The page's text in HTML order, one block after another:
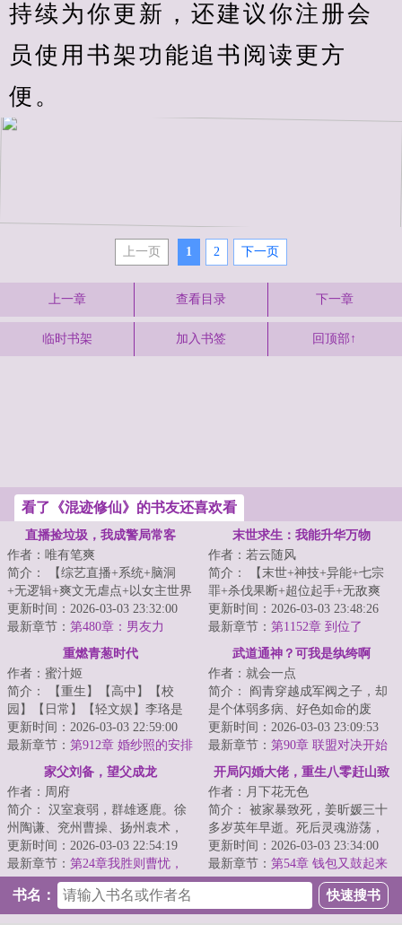
持续为你更新，还建议你注册会
员使用书架功能追书阅读更方
便。
上一页 1 2 下一页
上一章 查看目录 下一章
临时书架 加入书签 回顶部↑
看了《混迹修仙》的书友还喜欢看
直播捡垃圾，我成警局常客
作者：唯有笔爽
简介： 【综艺直播+系统+脑洞
+无逻辑+爽文无虐点+以女主世界
为中心】
更新时间：2026-03-03 23:32:00
最新章节： 第480章：男友力
末世求生：我能升华万物
作者：若云随风
简介： 【末世+神技+异能+七宗
罪+杀伐果断+超位起手+无敌爽
文】。\n?轻轻敲醒沉睡的心灵...
更新时间：2026-03-03 23:48:26
最新章节： 第1152章 到位了
重燃青葱时代
作者：蜜汁姬
简介： 【重生】【高中】【校
园】【日常】【轻文娱】李珞是
一名35岁的无业……灵活就业
者。
更新时间：2026-03-03 22:59:00
最新章节： 第912章 婚纱照的安排
武道通神？可我是纨绔啊
作者：就会一点
简介： 阎青穿越成军阀之子，却
是个体弱多病、好色如命的废
物。在这皇朝崩坏、列强环伺的
乱世，他...
更新时间：2026-03-03 23:09:53
最新章节： 第90章 联盟对决开始
家父刘备，望父成龙
作者：周府
简介： 汉室衰弱，群雄逐鹿。徐
州陶谦、兖州曹操、扬州袁术，
窥探中原。刘公初居小沛，深陷
纷争，...
更新时间：2026-03-03 22:54:19
最新章节： 第24章我胜则曹忧，
我败则曹喜
开局闪婚大佬，重生八零赶山致
富
作者：月下花无色
简介： 被家暴致死，姜昕媛三十
多岁英年早逝。死后灵魂游荡，
她才知道自己短暂而痛苦的一
生，只是...
更新时间：2026-03-03 23:34:00
最新章节： 第54章 钱包又鼓起来
了
书名：